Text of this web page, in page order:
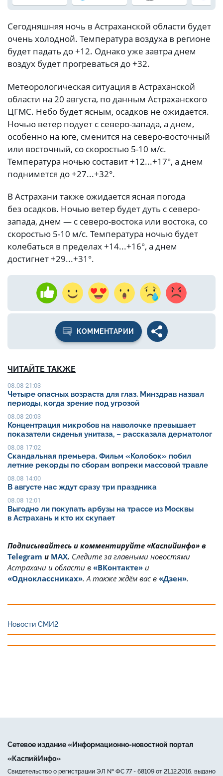
Сегодняшняя ночь в Астраханской области будет
очень холодной. Температура воздуха в регионе
будет падать до +12. Однако уже завтра днем
воздух будет прогреваться до +32.
Метеорологическая ситуация в Астраханской
области на 20 августа, по данным Астраханского
ЦГМС. Небо будет ясным, осадков не ожидается.
Ночью ветер подует с северо-запада, а днем,
особенно на юге, сменится на северо-восточный
или восточный, со скоростью 5-10 м/с.
Температура ночью составит +12...+17°, а днем
поднимется до +27...+32°.
В Астрахани также ожидается ясная погода
без осадков. Ночью ветер будет дуть с северо-
запада, днем — с северо-востока или востока, со
скоростью 5-10 м/с. Температура ночью будет
колебаться в пределах +14...+16°, а днем
достигнет +29...+31°.
КОММЕНТАРИИ
ЧИТАЙТЕ ТАКЖЕ
08.08 21:03
Четыре опасных возраста для глаз. Минздрав назвал
периоды, когда зрение под угрозой
08.08 20:03
Концентрация микробов на наволочке превышает
показатели сиденья унитаза, – рассказала дерматолог
08.08 17:02
Скандальная премьера. Фильм «Колобок» побил
летние рекорды по сборам вопреки массовой травле
08.08 14:00
В августе нас ждут сразу три праздника
08.08 12:01
Выгодно ли покупать арбузы на трассе из Москвы
в Астрахань и кто их скупает
Подписывайтесь и комментируйте «Каспийинфо» в
Telegram и MAX. Cледите за главными новостями
Астрахани и области в «ВКонтакте» и
«Одноклассниках». А также ждём вас в «Дзен».
Новости СМИ2
Сетевое издание «Информационно-новостной портал
«КаспийИнфо»
Свидетельство о регистрации ЭЛ № ФС 77 - 68109 от 21.12.2016, выдано